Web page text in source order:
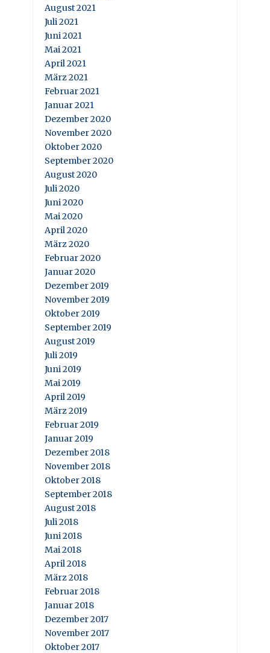
August 2021
Juli 2021
Juni 2021
Mai 2021
April 2021
März 2021
Februar 2021
Januar 2021
Dezember 2020
November 2020
Oktober 2020
September 2020
August 2020
Juli 2020
Juni 2020
Mai 2020
April 2020
März 2020
Februar 2020
Januar 2020
Dezember 2019
November 2019
Oktober 2019
September 2019
August 2019
Juli 2019
Juni 2019
Mai 2019
April 2019
März 2019
Februar 2019
Januar 2019
Dezember 2018
November 2018
Oktober 2018
September 2018
August 2018
Juli 2018
Juni 2018
Mai 2018
April 2018
März 2018
Februar 2018
Januar 2018
Dezember 2017
November 2017
Oktober 2017